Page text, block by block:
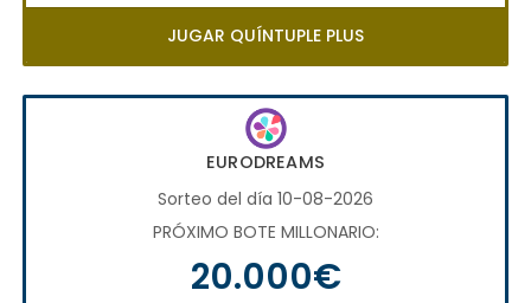
JUGAR QUÍNTUPLE PLUS
EURODREAMS
Sorteo del día 10-08-2026
PRÓXIMO BOTE MILLONARIO:
20.000€